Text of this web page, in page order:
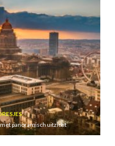
panoramisch uitzicht